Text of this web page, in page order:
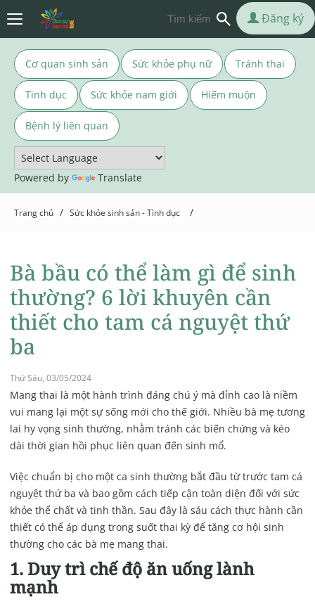
Cơ quan sinh sản Sức khỏe phụ nữ Tránh thai
Tình dục Sức khỏe nam giới Hiếm muộn
Bệnh lý liên quan
Powered by Translate
Đăng ký
Trang chủ / Sức khỏe sinh sản - Tình dục /
Bà bầu có thể làm gì để sinh
thường? 6 lời khuyên cần
thiết cho tam cá nguyệt thứ
ba
Thứ Sáu, 03/05/2024
Mang thai là một hành trình đáng chú ý mà đỉnh cao là niềm
vui mang lại một sự sống mới cho thế giới. Nhiều bà mẹ tương
lai hy vọng sinh thường, nhằm tránh các biến chứng và kéo
dài thời gian hồi phục liên quan đến sinh mổ.
Việc chuẩn bị cho một ca sinh thường bắt đầu từ trước tam cá
nguyệt thứ ba và bao gồm cách tiếp cận toàn diện đối với sức
khỏe thể chất và tinh thần. Sau đây là sáu cách thực hành cần
thiết có thể áp dụng trong suốt thai kỳ để tăng cơ hội sinh
thường cho các bà mẹ mang thai.
1. Duy trì chế độ ăn uống lành
mạnh